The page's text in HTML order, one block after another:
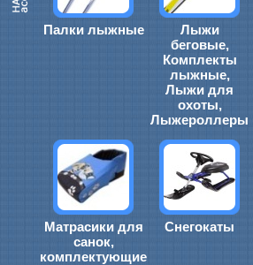
Палки лыжные
Лыжи
беговые,
Комплекты
лыжные,
Лыжи для
охоты,
Лыжероллеры
Матрасики для
санок,
комплектующие
Снегокаты